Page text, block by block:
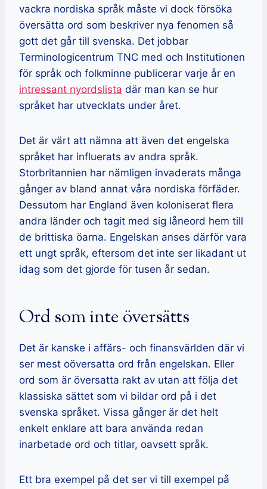
vackra nordiska språk måste vi dock försöka
översätta ord som beskriver nya fenomen så
gott det går till svenska. Det jobbar
Terminologicentrum TNC med och Institutionen
för språk och folkminne publicerar varje år en
intressant nyordslista där man kan se hur
språket har utvecklats under året.
Det är värt att nämna att även det engelska
språket har influerats av andra språk.
Storbritannien har nämligen invaderats många
gånger av bland annat våra nordiska förfäder.
Dessutom har England även koloniserat flera
andra länder och tagit med sig låneord hem till
de brittiska öarna. Engelskan anses därför vara
ett ungt språk, eftersom det inte ser likadant ut
idag som det gjorde för tusen år sedan.
Ord som inte översätts
Det är kanske i affärs- och finansvärlden där vi
ser mest oöversatta ord från engelskan. Eller
ord som är översatta rakt av utan att följa det
klassiska sättet som vi bildar ord på i det
svenska språket. Vissa gånger är det helt
enkelt enklare att bara använda redan
inarbetade ord och titlar, oavsett språk.
Ett bra exempel på det ser vi till exempel på